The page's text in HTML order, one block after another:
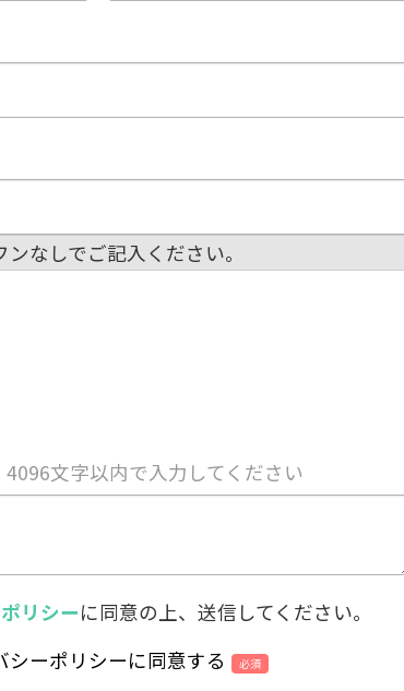
ンなしでご記入ください。
4096文字以内で入力してください
リシーに同意の上、送信してください。
シーポリシーに同意する
必須